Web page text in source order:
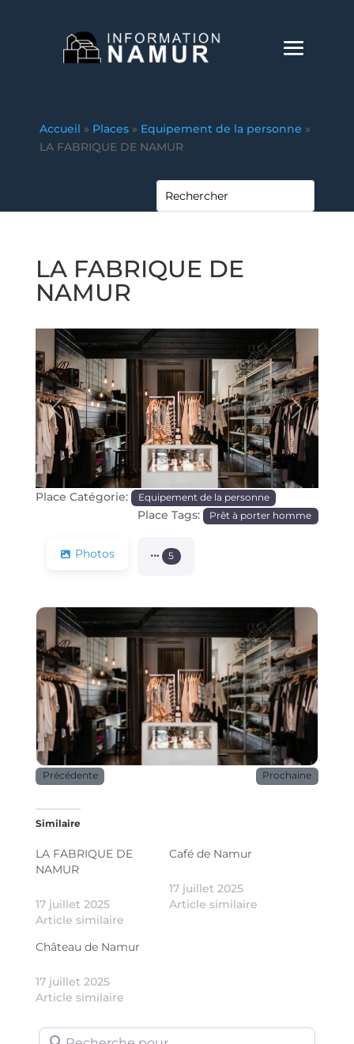
Accueil » Places » Equipement de la personne »
LA FABRIQUE DE NAMUR
LA FABRIQUE DE
NAMUR
Précédente Prochaine
Place Catégorie: Equipement de la personne
Place Tags: Prêt à porter homme
Photos 5
Précédente Prochaine
Similaire
LA FABRIQUE DE
NAMUR
17 juillet 2025
Article similaire
Café de Namur
17 juillet 2025
Article similaire
Château de Namur
17 juillet 2025
Article similaire
Recherche pour